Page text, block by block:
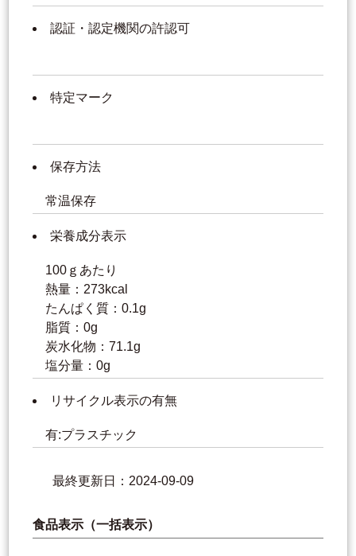
認証・認定機関の許認可
特定マーク
保存方法
常温保存
栄養成分表示
100ｇあたり
熱量：273kcal
たんぱく質：0.1g
脂質：0g
炭水化物：71.1g
塩分量：0g
リサイクル表示の有無
有:プラスチック
最終更新日：2024-09-09
食品表示（一括表示）